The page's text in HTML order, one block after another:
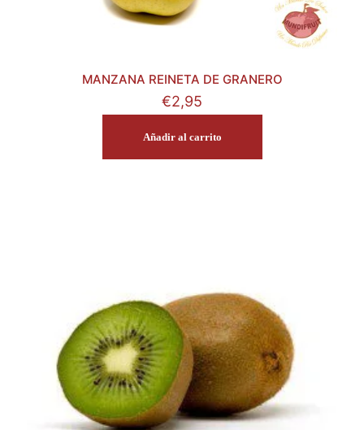
MANZANA REINETA DE GRANERO
€2,95
Añadir al carrito